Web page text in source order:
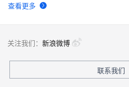
查看更多
关注我们： 新浪微博
联系我们